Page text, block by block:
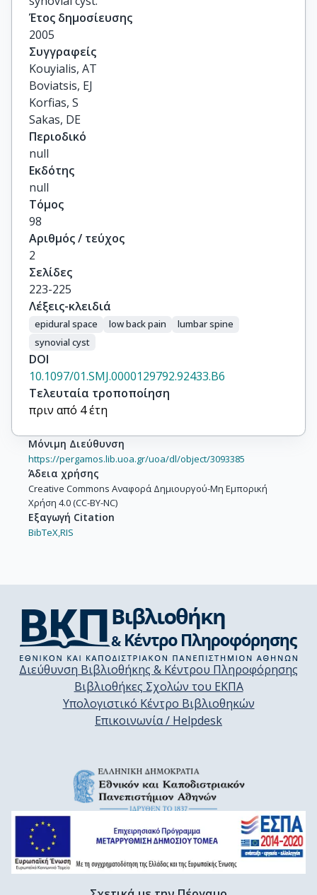
Έτος δημοσίευσης
2005
Συγγραφείς
Kouyialis, AT
Boviatsis, EJ
Korfias, S
Sakas, DE
Περιοδικό
null
Εκδότης
null
Τόμος
98
Αριθμός / τεύχος
2
Σελίδες
223-225
Λέξεις-κλειδιά
epidural space low back pain
lumbar spine
synovial cyst
DOI
10.1097/01.SMJ.0000129792.92433.B6
Τελευταία τροποποίηση
πριν από 4 έτη
Μόνιμη Διεύθυνση
https://pergamos.lib.uoa.gr/uoa/dl/object/3093385
Άδεια χρήσης
Creative Commons Αναφορά Δημιουργού-Μη Εμπορική
Χρήση 4.0 (CC-BY-NC)
Εξαγωγή Citation
BibTeX,RIS
Διεύθυνση Βιβλιοθήκης & Κέντρου Πληροφόρησης
Βιβλιοθήκες Σχολών του ΕΚΠΑ
Υπολογιστικό Κέντρο Βιβλιοθηκών
Επικοινωνία / Helpdesk